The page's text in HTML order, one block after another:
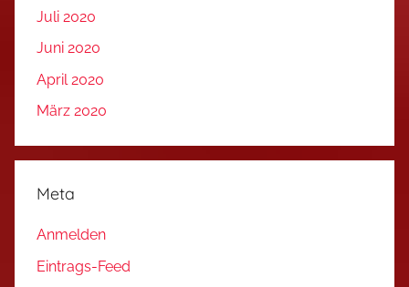
Juli 2020
Juni 2020
April 2020
März 2020
Meta
Anmelden
Eintrags-Feed